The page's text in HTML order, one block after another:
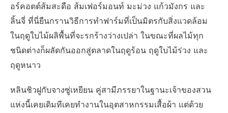
อร์คอตต์ส้มสะดือ ส้มเฟอร์มอนท์ มะม่วง แก้วมังกร และ
ลิ้นจี่ ที่นี่ยืนกรานวิธีการทำฟาร์มที่เป็นมิตรกับสิ่งแวดล้อม
ในฤดูใบไม้ผลิพื้นที่จะรกร้างว่างเปล่า ในขณะที่ผลไม้ทุก
ชนิดต่างก็ผลัดกันออกสู่ตลาดในฤดูร้อน ฤดูใบไม้ร่วง และ
ฤดูหนาว
หลินชิวฝูกับจางซู่เหยียน คู่สามีภรรยาในฐานะเจ้าของสวน
แห่งนี้เคยเดิมทีเคยทำงานในอุตสาหกรรมเสื้อผ้า แต่ด้วย